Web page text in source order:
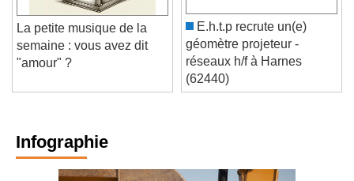
La petite musique de la
semaine : vous avez dit
E.h.t.p recrute un(e)
géomètre projeteur -
réseaux h/f à Harnes
(62440)
Infographie